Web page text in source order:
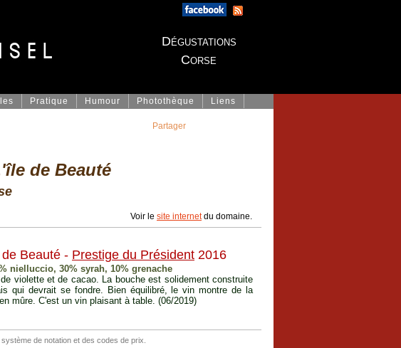
Dégustations
Corse
Pratique Humour Photothèque Liens
de Beauté
Voir le site internetdu domaine.
Beauté - Prestige du Président 2016
nielluccio, 30% syrah, 10% grenache
violette et de cacao. La bouche est solidement construite
qui devrait se fondre. Bien équilibré, le vin montre de la
mûre. C'est un vin plaisant à table. (06/2019)
de notation et des codes de prix.
Partager